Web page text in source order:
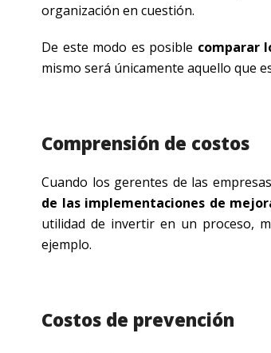
organización en cuestión.
De este modo es posible comparar
mismo será únicamente aquello que
Comprensión de costos
Cuando los gerentes de las
de las implementaciones de
utilidad de invertir en un proceso,
ejemplo.
Costos de prevención